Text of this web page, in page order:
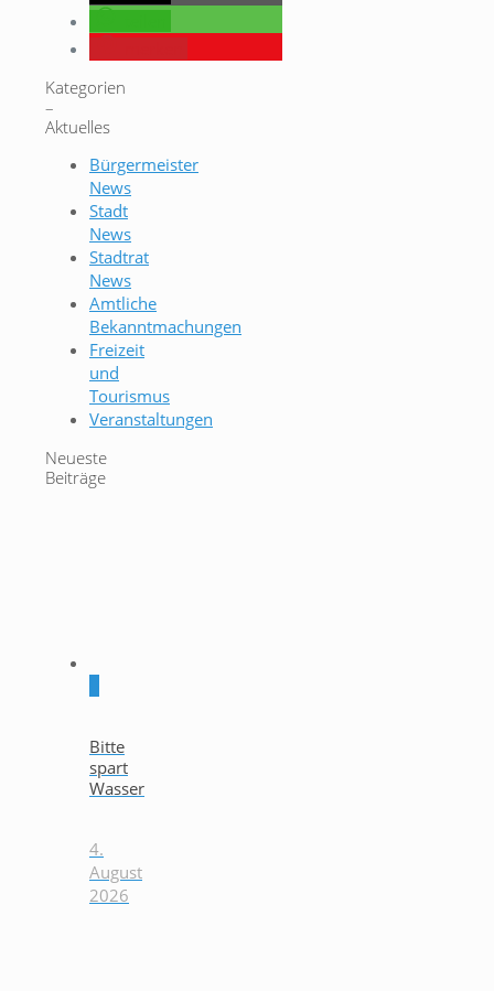
Kategorien
–
Aktuelles
Bürgermeister
News
Stadt
News
Stadtrat
News
Amtliche
Bekanntmachungen
Freizeit
und
Tourismus
Veranstaltungen
Neueste
Beiträge
Bitte
spart
Wasser
4.
August
2026